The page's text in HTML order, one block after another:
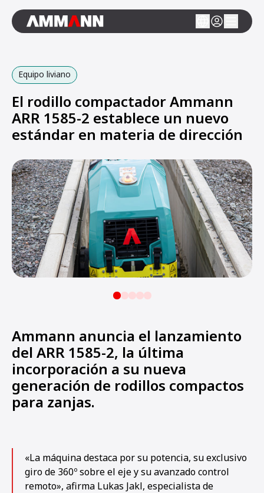
Equipo liviano
El rodillo compactador Ammann
ARR 1585-2 establece un nuevo
estándar en materia de dirección
Ammann anuncia el lanzamiento
del ARR 1585-2, la última
incorporación a su nueva
generación de rodillos compactos
para zanjas.
«La máquina destaca por su potencia, su exclusivo
giro de 360º sobre el eje y su avanzado control
remoto», afirma Lukas Jakl, especialista de